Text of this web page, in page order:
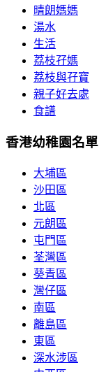
晴朗媽媽
湯水
生活
荔枝孖媽
荔枝與孖寶
親子好去處
食譜
香港幼稚園名單
大埔區
沙田區
北區
元朗區
屯門區
荃灣區
葵青區
灣仔區
南區
離島區
東區
深水涉區